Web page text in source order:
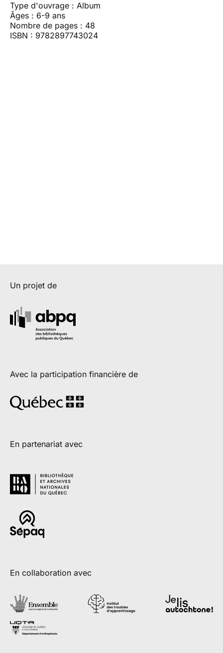
Type d'ouvrage : Album
Âges : 6-9 ans
Nombre de pages : 48
ISBN : 9782897743024
Un projet de
Avec la participation financière de
En partenariat avec
En collaboration avec